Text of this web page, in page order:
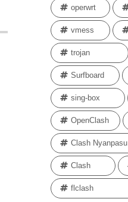
operwrt
vmess
trojan
Surfboard
sing-box
OpenClash
Clash Nyanpasu
Clash
flclash